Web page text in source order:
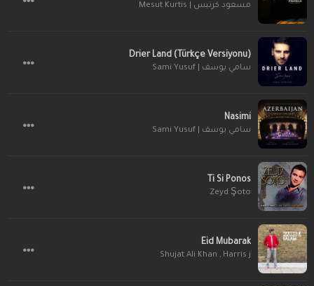
مسعود كرتيس | Mesut Kurtis
Drier Land (Türkçe Versiyonu)
سامي يوسف | Sami Yusuf
Nasimi
سامي يوسف | Sami Yusuf
Ti Si Ponos
Zeyd Şoto
Eid Mubarak
Harris j
,
Shujat Ali Khan